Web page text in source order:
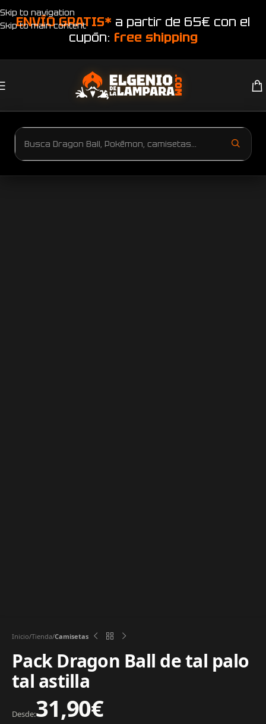
Skip to navigation
Skip to main content
ENVÍO GRATIS* a partir de 65€ con el
cupón: free shipping
Inicio Tienda Camisetas
Pack Dragon Ball de tal palo
tal astilla
Desde:31,90€